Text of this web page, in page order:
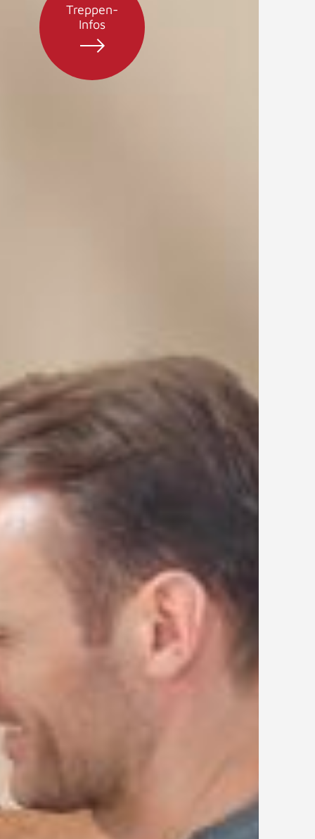
Treppen-
Infos